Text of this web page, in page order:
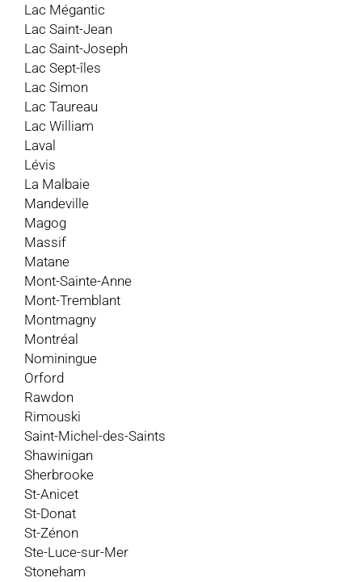
Lac Mégantic
Lac Saint-Jean
Lac Saint-Joseph
Lac Sept-îles
Lac Simon
Lac Taureau
Lac William
Laval
Lévis
La Malbaie
Mandeville
Magog
Massif
Matane
Mont-Sainte-Anne
Mont-Tremblant
Montmagny
Montréal
Nominingue
Orford
Rawdon
Rimouski
Saint-Michel-des-Saints
Shawinigan
Sherbrooke
St-Anicet
St-Donat
St-Zénon
Ste-Luce-sur-Mer
Stoneham